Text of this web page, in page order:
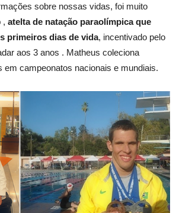
sobre nossas vidas, foi muito
, atelta de natação paraolímpica que
primeiros dias de vida, incentivado pelo
aos 3 anos . Matheus coleciona
em campeonatos nacionais e mundiais.